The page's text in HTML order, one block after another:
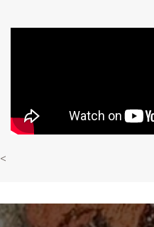
<